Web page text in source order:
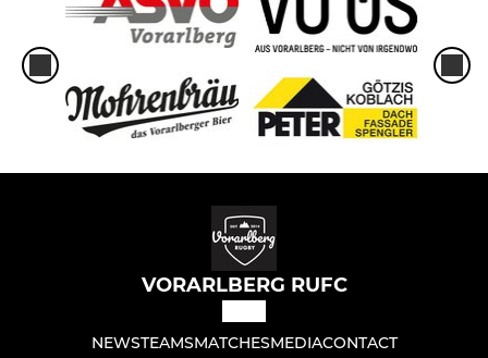
VORARLBERG RUFC
NEWSTEAMSMATCHESMEDIACONTACT